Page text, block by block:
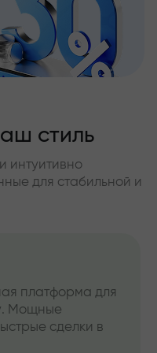
стиль
интуитивно
для стабильной и
платформа для
Мощные
сделки в